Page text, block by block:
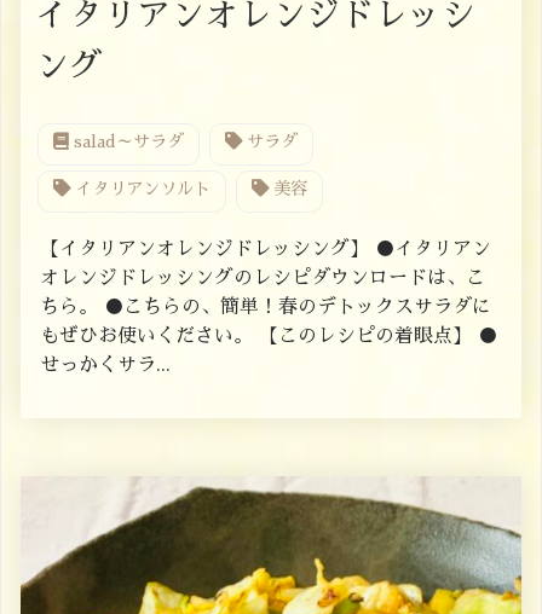
イタリアンオレンジドレッシ
ング
salad～サラダ サラダ
イタリアンソルト 美容
【イタリアンオレンジドレッシング】 ●イタリアン
オレンジドレッシングのレシピダウンロードは、こ
ちら。 ●こちらの、簡単！春のデトックスサラダに
もぜひお使いください。 【このレシピの着眼点】 ●
せっかくサラ...